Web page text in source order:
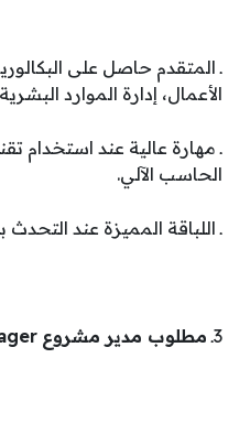
ـ المتقدم حاصل على
الأعمال، إدارة الموارد
ـ مهارة عالية عند استخدام
الحاسب الآلي.
ـ اللباقة المميزة عند التحدث
3ـ مطلوب مدير مشروع